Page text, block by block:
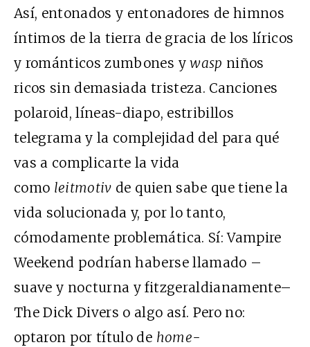
Así, entonados y entonadores de himnos
íntimos de la tierra de gracia de los líricos
y románticos zumbones ywasp niños
ricos sin demasiada tristeza. Canciones
polaroid, líneas-diapo, estribillos
telegrama y la complejidad del para qué
vas a complicarte la vida
como leitmotiv de quien sabe que tiene la
vida solucionada y, por lo tanto,
cómodamente problemática. Sí: Vampire
Weekend podrían haberse llamado –
suave y nocturna y fitzgeraldianamente–
The Dick Divers o algo así. Pero no:
optaron por título de home-